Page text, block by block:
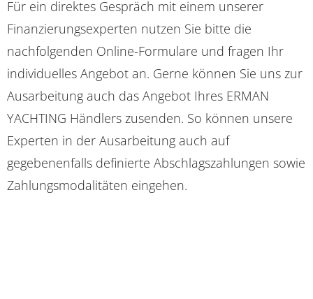
Für ein direktes Gespräch mit einem unserer
Finanzierungsexperten nutzen Sie bitte die
nachfolgenden Online-Formulare und fragen Ihr
individuelles Angebot an. Gerne können Sie uns zur
Ausarbeitung auch das Angebot Ihres ERMAN
YACHTING Händlers zusenden. So können unsere
Experten in der Ausarbeitung auch auf
gegebenenfalls definierte Abschlagszahlungen sowie
Zahlungsmodalitäten eingehen.